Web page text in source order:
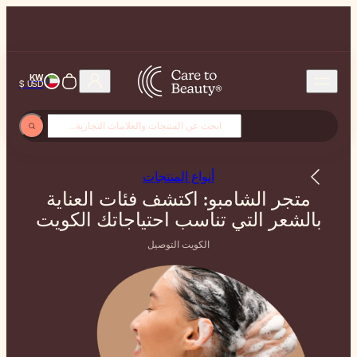
KW
USD $
أنواع المنتجات
متجر الشامبو: اكتشف فئات العناية
بالشعر التي تناسب احتياجاتك الكويت
الكويت التوصيل